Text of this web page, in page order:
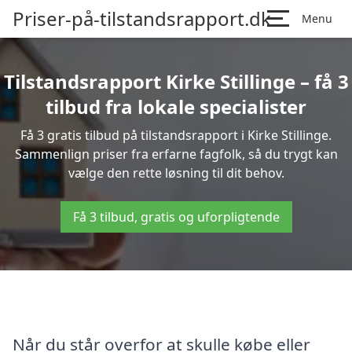
Priser-på-tilstandsrapport.dk Menu
Tilstandsrapport Kirke Stillinge – få 3
tilbud fra lokale specialister
Få 3 gratis tilbud på tilstandsrapport i Kirke Stillinge.
Sammenlign priser fra erfarne fagfolk, så du trygt kan
vælge den rette løsning til dit behov.
Få 3 tilbud, gratis og uforpligtende
Når du står overfor at skulle købe eller